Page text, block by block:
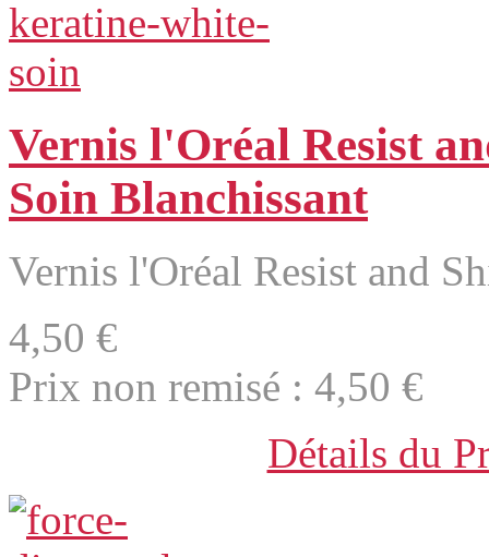
Vernis l'Oréal Resist
Soin Blanchissant
Vernis l'Oréal Resist and
4,50 €
Prix non remisé : 4,50 €
Détails du